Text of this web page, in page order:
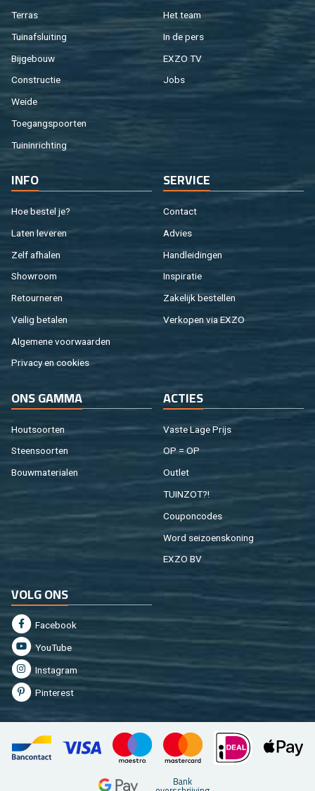
Ter­ras
Tuin­af­slui­ting
Bij­ge­bouw
Con­struc­tie
Weide
Toe­gangs­poor­ten
Tuin­in­rich­ting
Het team
In de pers
EXZO TV
Jobs
INFO
Hoe be­stel je?
Laten le­ve­ren
Zelf af­ha­len
Show­room
Re­tour­ne­ren
Vei­lig be­ta­len
Al­ge­me­ne voor­waar­den
Pri­va­cy en coo­kies
SER­VI­CE
Con­tact
Ad­vies
Hand­lei­din­gen
In­spi­ra­tie
Za­ke­lijk be­stel­len
Ver­ko­pen via EXZO
ONS GAMMA
Hout­soor­ten
Steen­soor­ten
Bouw­ma­te­ri­a­len
AC­TIES
Vaste Lage Prijs
OP = OP
Out­let
TUIN­ZOT?!
Cou­pon­co­des
Word sei­zoens­ko­ning
EXZO BV
VOLG ONS
Fa­cebook
You­Tu­be
In­st­agram
Pin­te­rest
Bank